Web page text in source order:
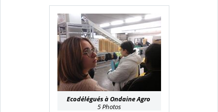
Ecodélégués à Ondaine Agro
5 Photos